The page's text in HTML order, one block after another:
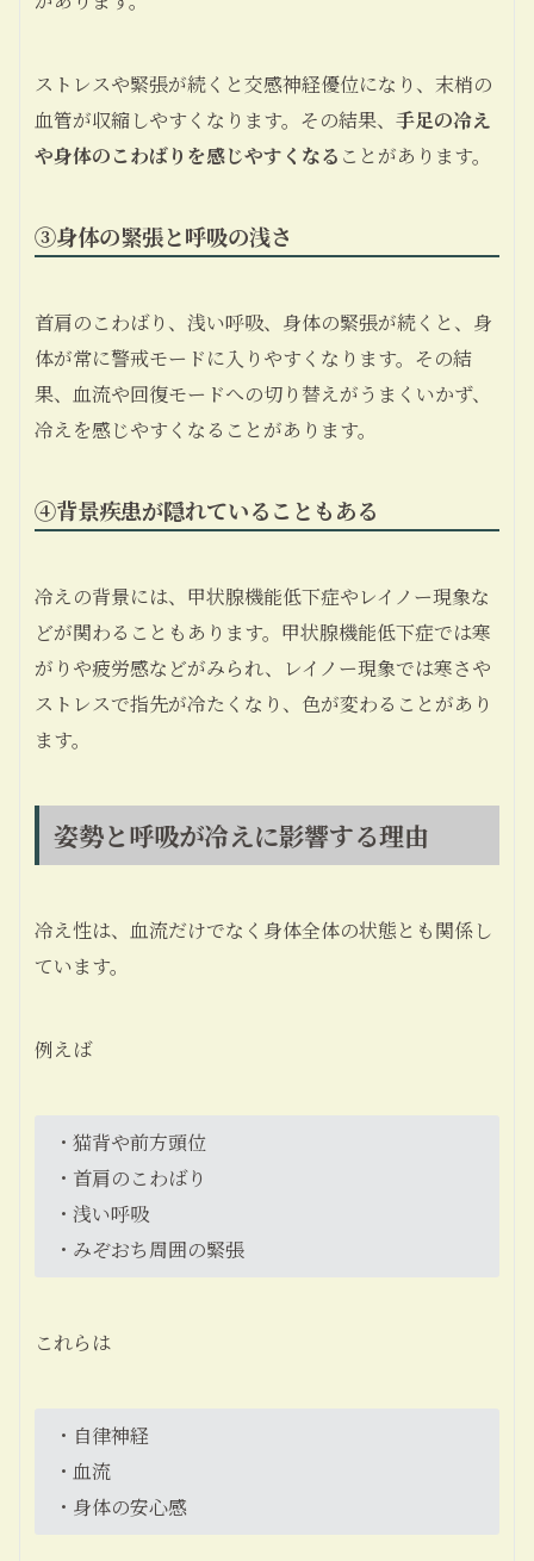
ストレスや緊張が続くと交感神経優位になり、末梢の
血管が収縮しやすくなります。その結果、 手足の冷え
や身体のこわばりを感じやすくなる ことがあります。
③身体の緊張と呼吸の浅さ
首肩のこわばり、浅い呼吸、身体の緊張が続くと、身
体が常に警戒モードに入りやすくなります。その結
果、血流や回復モードへの切り替えがうまくいかず、
冷えを感じやすくなることがあります。
④背景疾患が隠れていることもある
冷えの背景には、甲状腺機能低下症やレイノー現象な
どが関わることもあります。甲状腺機能低下症では寒
がりや疲労感などがみられ、レイノー現象では寒さや
ストレスで指先が冷たくなり、色が変わることがあり
ます。
姿勢と呼吸が冷えに影響する理由
冷え性は、血流だけでなく身体全体の状態とも関係し
ています。
例えば
・猫背や前方頭位
・首肩のこわばり
・浅い呼吸
・みぞおち周囲の緊張
これらは
・自律神経
・血流
・身体の安心感